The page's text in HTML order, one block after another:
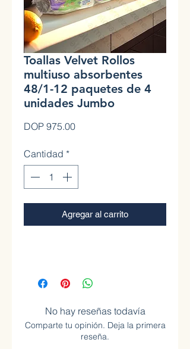
Toallas Velvet Rollos
multiuso absorbentes
48/1-12 paquetes de 4
unidades Jumbo
DOP 975.00Precio
Cantidad *
Agregar al carrito
No hay reseñas todavía
Comparte tu opinión. Deja la primera
reseña.